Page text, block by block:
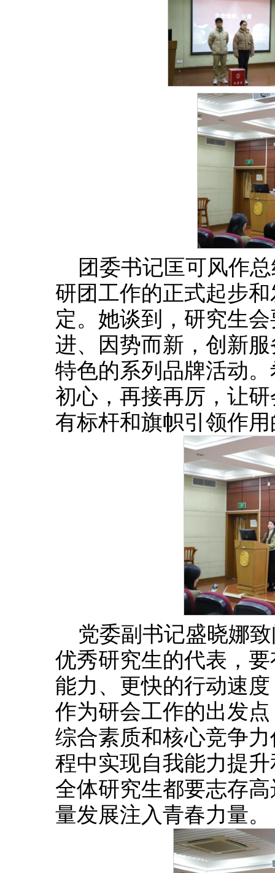
团委书记匡可风作
研团工作的正式起步
定。她谈到，研究生
进、因势而新，创新
特色的系列品牌活动
初心，再接再厉，让
有标杆和旗帜引领作
党委副书记盛晓娜
优秀研究生的代表，
能力、更快的行动速
作为研会工作的出发
综合素质和核心竞争
程中实现自我能力提
全体研究生都要志存
量发展注入青春力量。